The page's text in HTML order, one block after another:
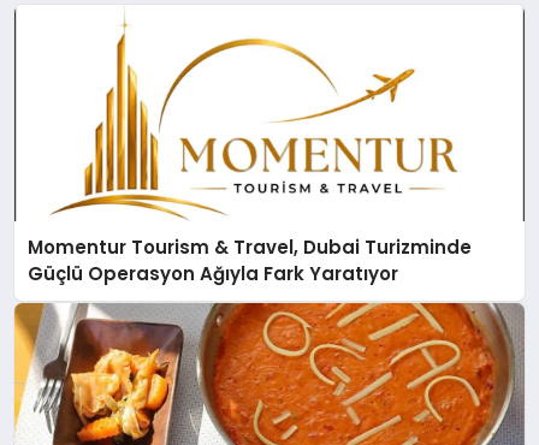
Momentur Tourism & Travel, Dubai Turizminde
Güçlü Operasyon Ağıyla Fark Yaratıyor